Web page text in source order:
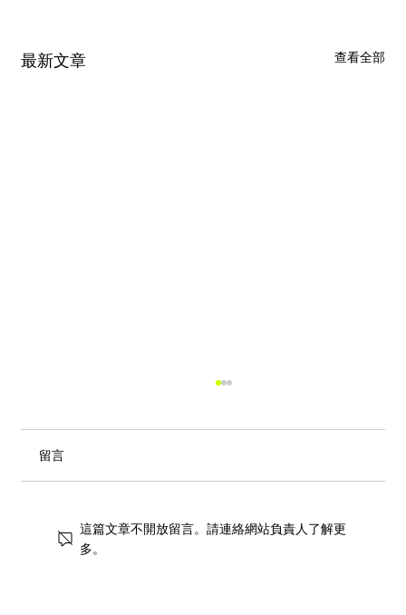
最新文章 查看全部
留言
這篇文章不開放留言。請連絡網站負責人了解更
多。